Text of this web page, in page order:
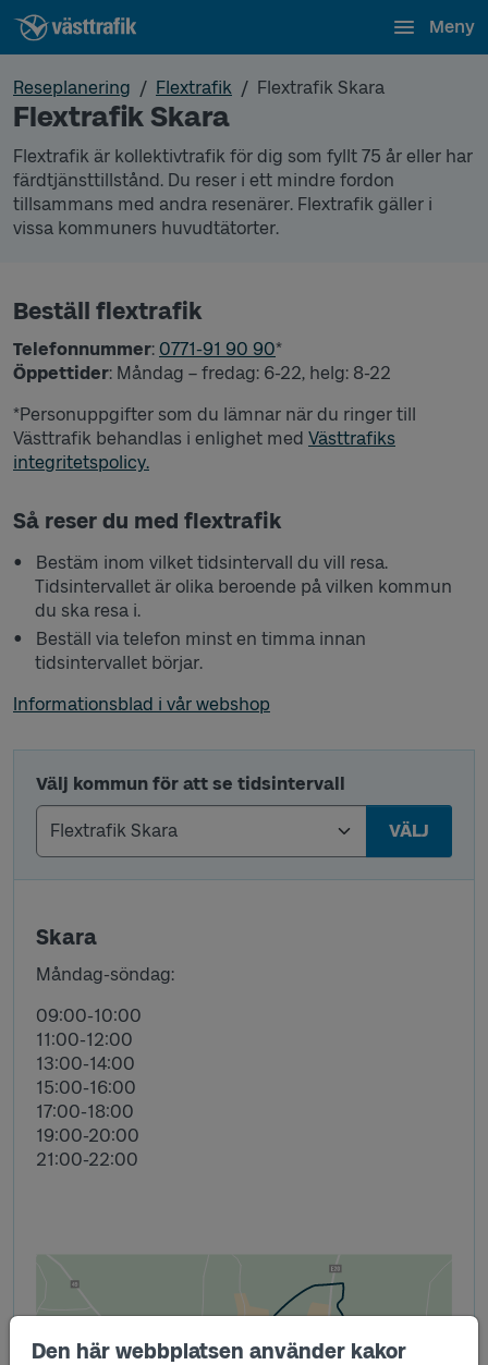
Den här webbplatsen använder kakor
Meny
Reseplanering Flextrafik Flextrafik Skara
Flextrafik Skara
Flextrafik är kollektivtrafik för dig som fyllt 75 år eller har
färdtjänsttillstånd. Du reser i ett mindre fordon
tillsammans med andra resenärer. Flextrafik gäller i
vissa kommuners huvudtätorter.
Beställ flextrafik
Telefonnummer: 0771-91 90 90*
Öppettider: Måndag – fredag: 6-22, helg: 8-22
*Personuppgifter som du lämnar när du ringer till
Västtrafik behandlas i enlighet med Västtrafiks
integritetspolicy.
Så reser du med flextrafik
Bestäm inom vilket tidsintervall du vill resa.
Tidsintervallet är olika beroende på vilken kommun
du ska resa i.
Beställ via telefon minst en timma innan
tidsintervallet börjar.
Informationsblad i vår webshop
Välj kommun för att se tidsintervall
VÄLJ
Skara
Måndag-söndag:
09:00-10:00
11:00-12:00
13:00-14:00
15:00-16:00
17:00-18:00
19:00-20:00
21:00-22:00